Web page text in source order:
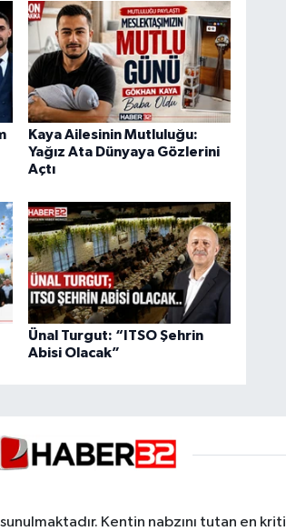
Kaya Ailesinin Mutluluğu:
Yağız Ata Dünyaya Gözlerini
Açtı
Ünal Turgut: “ITSO Şehrin
Abisi Olacak”
Kentin nabzını tutan en